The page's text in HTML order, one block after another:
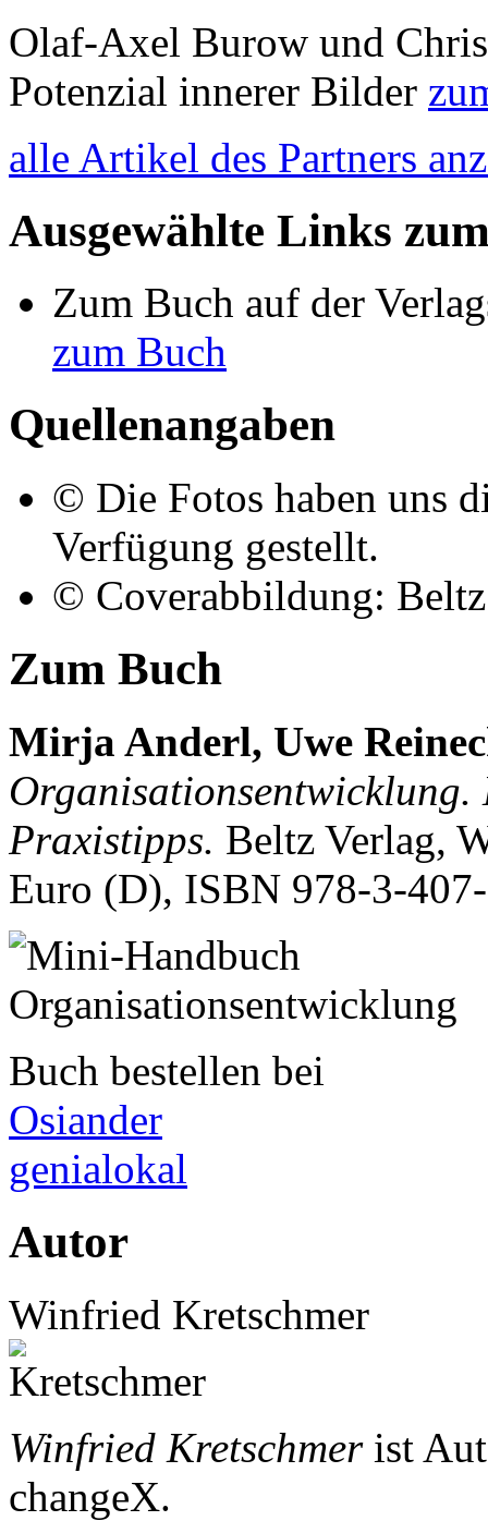
Olaf-Axel Burow und
Potenzial innerer Bilder
alle Artikel des Partners
Ausgewählte Links
Zum Buch auf der
zum Buch
Quellenangaben
© Die Fotos haben uns
Verfügung gestellt.
© Coverabbildung:
Zum Buch
Mirja Anderl, Uwe
Organisationsentwicklung.
Praxistipps. Beltz Verlag,
Euro (D), ISBN 978-3-
Buch bestellen bei
Osiander
genialokal
Autor
Winfried Kretschmer
Winfried Kretschmerist
changeX.